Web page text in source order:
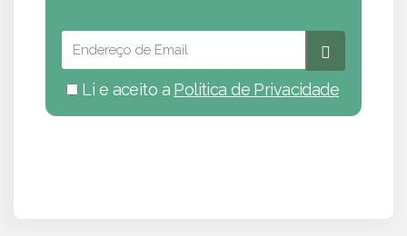
Li e aceito a Política de Privacidade